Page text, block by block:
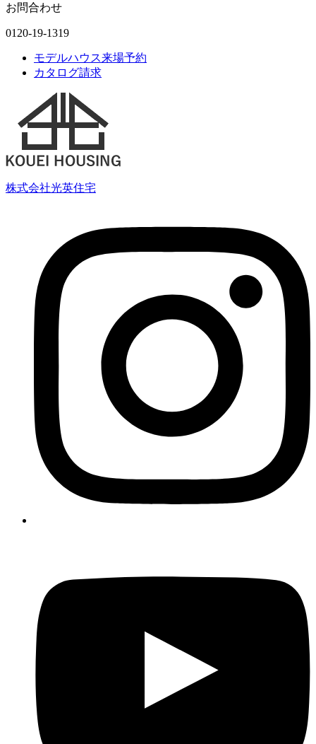
お問合わせ
0120-19-1319
モデルハウス来場予約
カタログ請求
株式会社光英住宅